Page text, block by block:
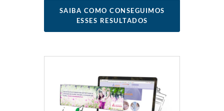
SAIBA COMO CONSEGUIMOS
ESSES RESULTADOS